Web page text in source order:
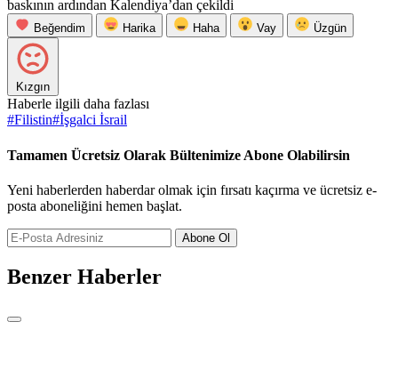
baskının ardından Kalendiya’dan çekildi
Beğendim Harika Haha Vay Üzgün
Kızgın
Haberle ilgili daha fazlası
#Filistin#İşgalci İsrail
Tamamen Ücretsiz Olarak Bültenimize Abone Olabilirsin
Yeni haberlerden haberdar olmak için fırsatı kaçırma ve ücretsiz e-
posta aboneliğini hemen başlat.
Abone Ol
Benzer Haberler